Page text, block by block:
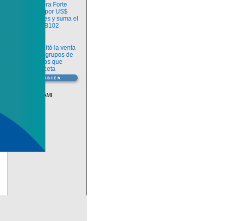
argenx compra Forte
Biosciences por US$
2.200 millones y suma el
anticuerpo FB102
ANMAT habilitó la venta
libre de diez grupos de
medicamentos que
requerían receta
Descuentos PAMI